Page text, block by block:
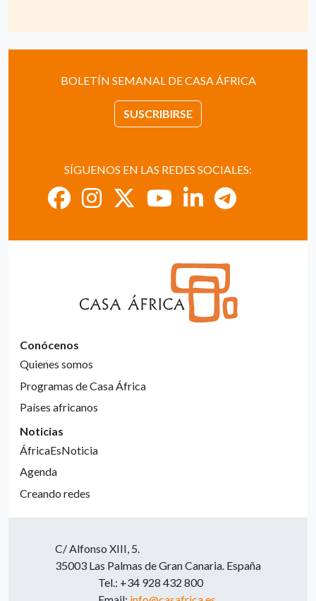
BOLETÍN SEMANAL DE CASA ÁFRICA
SUSCRIBIRSE
SÍGUENOS EN LAS REDES SOCIALES:
Conócenos
Quienes somos
Programas de Casa África
Países africanos
Noticias
ÁfricaEsNoticia
Agenda
Creando redes
C/ Alfonso XIII, 5.
35003 Las Palmas de Gran Canaria. España
Tel.: +34 928 432 800